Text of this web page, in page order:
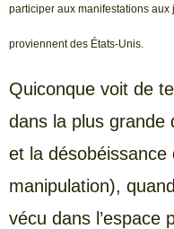
participer aux manifestations
proviennent des États-Unis.
Quiconque voit de
dans la plus grande
et la
manipulation),
vécu dans l’espace